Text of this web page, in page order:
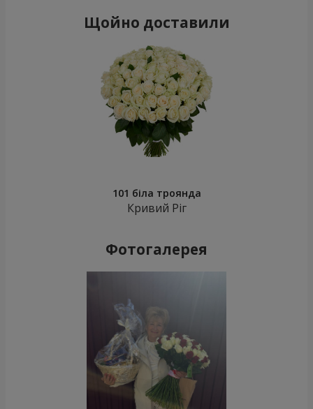
Щойно доставили
101 біла троянда
Кривий Ріг
Фотогалерея